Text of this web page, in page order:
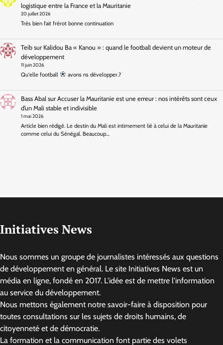
logistique entre la France et la Mauritanie
20 juillet 2026
Très bien fait frérot bonne continuation
Teibsur Kalidou Ba « Kanou » : quand le football devient un moteur de
développement
11 juin 2026
Qu'elle football avons ns développer.?
Bass Abal sur Accuser la Mauritanie est une erreur : nos intérêts sont ceux
d’un Mali stable et indivisible
1 mai 2026
Article bien rédigé. Le destin du Mali est intimement lié à celui de la Mauritanie
comme celui du Sénégal. Beaucoup…
Initiatives News
Nous sommes un groupe de journalistes intéressés aux questions
de développement en général. Le site Initiatives News est un
média en ligne, fondé en 2017. L'idée est de mettre l'information
au service du développement.
Nous mettons également notre savoir-faire à disposition pour
toutes consultations sur les sujets de droits humains, de
citoyenneté et de démocratie.
La formation et la communication font partie des volets